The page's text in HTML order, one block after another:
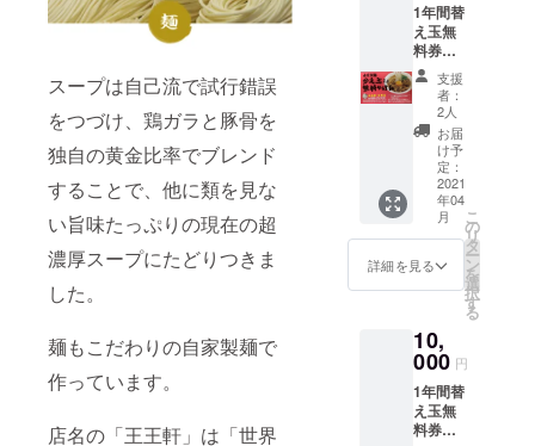
スープは自己流で試行錯誤
をつづけ、鶏ガラと豚骨を
独自の黄金比率でブレンド
することで、他に類を見な
い旨味たっぷりの現在の超
濃厚スープにたどりつきま
した。
麺もこだわりの自家製麺で
作っています。
店名の「王王軒」は「世界
1年間替
え玉無
料券＆1
年間3品
まで
トッピ
ング提
（チャ
シュー
・肉
OK）※1
日1回ま
で開始
度でも
OK
支援
者：
2人
お届
け予
定：
2021
年04
月
詳細を見る
こ
の
リ
タ
ー
ン
を
選
択
す
る
10,
000 円
1年間替
え玉無
料券＆1